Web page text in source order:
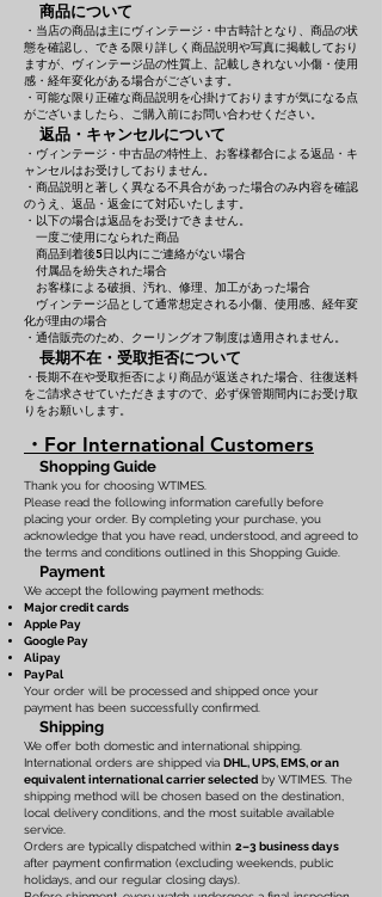
商品について
・当店の商品は主にヴィンテージ・中古時計となり、商品の状
態を確認し、できる限り詳しく商品説明や写真に掲載しており
ますが、ヴィンテージ品の性質上、記載しきれない小傷・使用
感・経年変化がある場合がございます。
・可能な限り正確な商品説明を心掛けておりますが気になる点
がございましたら、ご購入前にお問い合わせください。
返品・キャンセルについて
・ヴィンテージ・中古品の特性上、お客様都合による返品・キ
ャンセルはお受けしておりません。
・商品説明と著しく異なる不具合があった場合のみ内容を確認
のうえ、返品・返金にて対応いたします。
・以下の場合は返品をお受けできません。
一度ご使用になられた商品
商品到着後5日以内にご連絡がない場合
付属品を紛失された場合
お客様による破損、汚れ、修理、加工があった場合
ヴィンテージ品として通常想定される小傷、使用感、経年変
化が理由の場合
・通信販売のため、クーリングオフ制度は適用されません。
長期不在・受取拒否について
・長期不在や受取拒否により商品が返送された場合、往復送料
をご請求させていただきますので、必ず保管期間内にお受け取
りをお願いします。
・For International Customers
Shopping Guide
Thank you for choosing WTIMES.
Please read the following information carefully before
placing your order. By completing your purchase, you
acknowledge that you have read, understood, and agreed to
the terms and conditions outlined in this Shopping Guide.
Payment
We accept the following payment methods:
Major credit cards
Apple Pay
Google Pay
Alipay
PayPal
Your order will be processed and shipped once your
payment has been successfully confirmed.
Shipping
We offer both domestic and international shipping.
International orders are shipped via DHL, UPS, EMS, or an
equivalent international carrier selected by WTIMES. The
shipping method will be chosen based on the destination,
local delivery conditions, and the most suitable available
service.
Orders are typically dispatched within 2–3 business days
after payment confirmation (excluding weekends, public
holidays, and our regular closing days).